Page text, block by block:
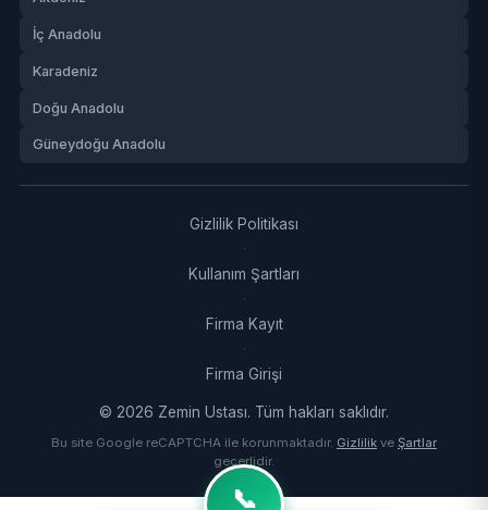
📞
İç Anadolu
Karadeniz
Doğu Anadolu
Güneydoğu Anadolu
Gizlilik Politikası
·
Kullanım Şartları
·
Firma Kayıt
·
Firma Girişi
© 2026 Zemin Ustası. Tüm hakları saklıdır.
Bu site Google reCAPTCHA ile korunmaktadır. Gizlilik ve Şartlar
geçerlidir.